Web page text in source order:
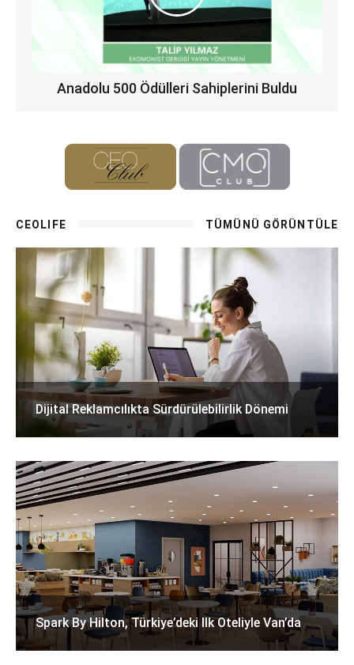
Anadolu 500 Ödülleri Sahiplerini Buldu
CEOLIFE TÜMÜNÜ GÖRÜNTÜLE
Dijital Reklamcılıkta Sürdürülebilirlik Dönemi
Spark By Hilton, Türkiye’deki Ilk Oteliyle Van’da